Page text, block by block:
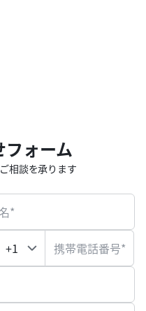
フォーム
相談を承ります
名*
携帯電話番号*